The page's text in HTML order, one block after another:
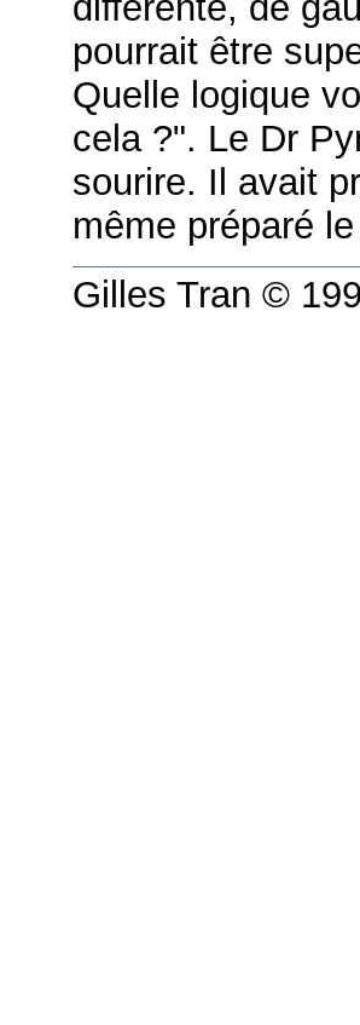
pourrait être
Quelle logique
cela ?". Le Dr
sourire. Il avait
même préparé le
Gilles Tran ©